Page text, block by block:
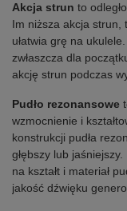
Akcja strun to
Im niższa akcja strun,
ułatwia grę na
zwłaszcza dla
akcję strun podczas
Pudło rezonansowe
wzmocnienie i
konstrukcji pudła
głębszy lub
na kształt i materiał
jakość dźwięku